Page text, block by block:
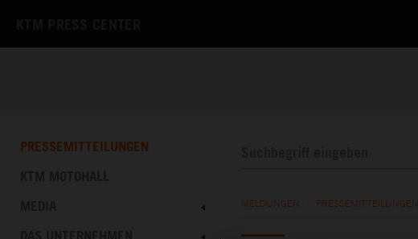
PRESSEMITTEILUNGEN
MELDUNGEN PRESSEMITTEILUNGEN